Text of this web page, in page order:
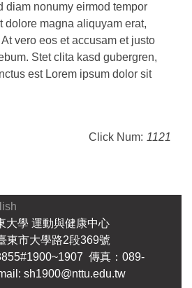
diam nonumy eirmod tempor
dolore magna aliquyam erat,
vero eos et accusam et justo
Stet clita kasd gubergren,
est Lorem ipsum dolor sit
Click Num: 1121
大學 運動與健康中心
東市大學路2段369號
傳真：089-
sh1900@nttu.edu.tw